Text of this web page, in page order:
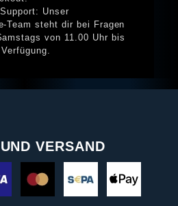
Unser
Team steht dir bei Fragen
von 11.00 Uhr bis
VERSAND